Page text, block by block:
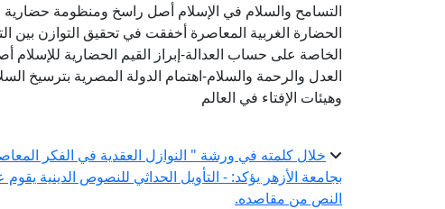
التسامح والسلام في الإسلام أصل راسخ ومنظومة
الحضارة الغربية المعاصرة أخفقت في تحقيق التوازن بين
الخاصة على حساب العدالة-إبراز القيم الحضارية للإسلام
العدل والرحمة والسلام-اهتمام الدولة المصرية بترسيخ
وهيئات الإفتاء في العالم
خلال كلمته في ورشة " النوازل العقدية في الفكر
بجامعة الأزهر يؤكد: - التأويل الحداثي للنصوص الدينية
النص من مقاصده.